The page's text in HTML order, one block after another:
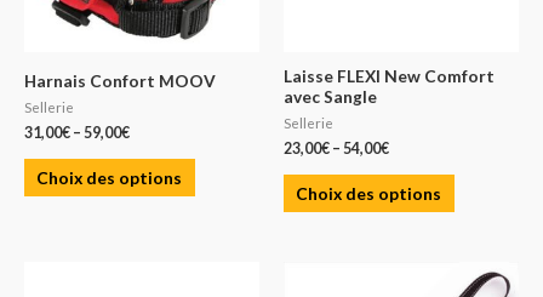
Harnais Confort MOOV
Sellerie
31,00€ – 59,00€
Choix des options
Laisse FLEXI New Comfort
avec Sangle
Sellerie
23,00€ – 54,00€
Choix des options